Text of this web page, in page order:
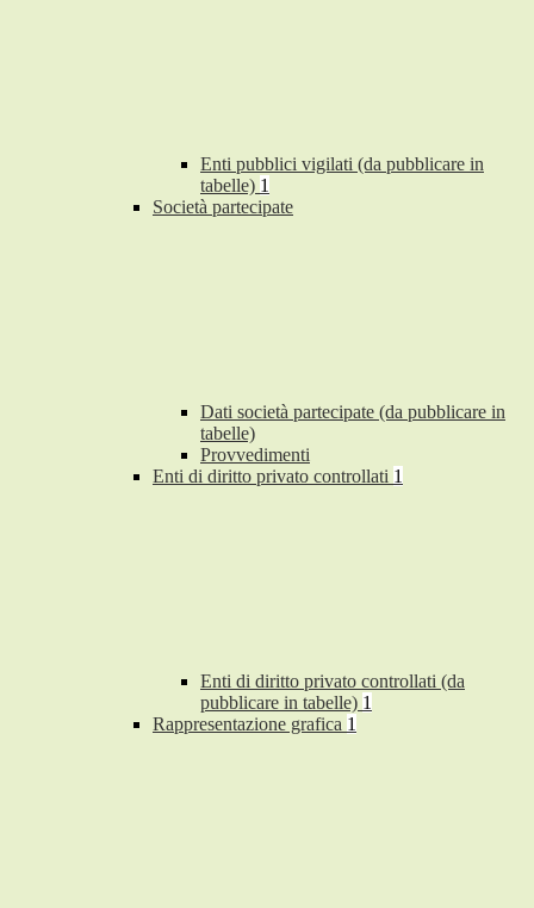
Enti pubblici vigilati (da pubblicare in
tabelle) 1
Società partecipate
Dati società partecipate (da pubblicare in
tabelle)
Provvedimenti
Enti di diritto privato controllati 1
Enti di diritto privato controllati (da
pubblicare in tabelle) 1
Rappresentazione grafica 1